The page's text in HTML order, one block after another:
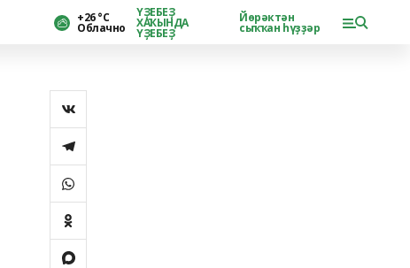
+26 °С
Облачно
ҮҘЕБЕҘ
ХАҠЫНДА
ҮҘЕБЕҘ
Йөрәктән
сыҡҡан һүҙҙәр